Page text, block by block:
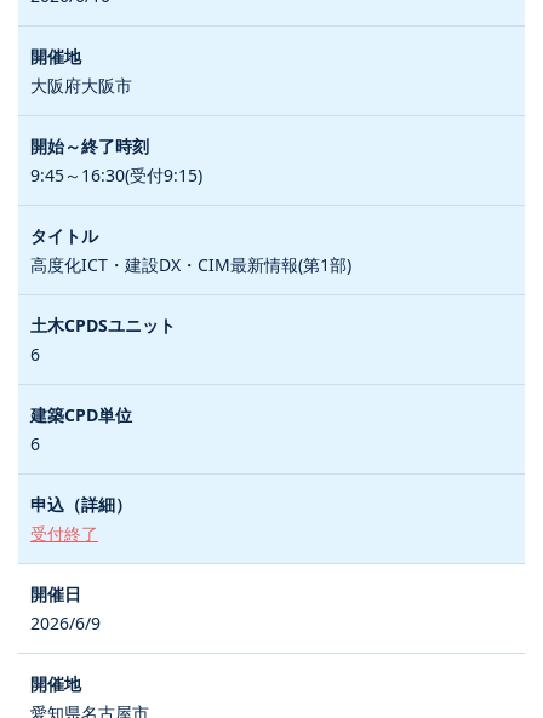
大阪府大阪市
9:45～16:30(受付9:15)
高度化ICT・建設DX・CIM最新情報(第1部)
6
6
受付終了
2026/6/9
愛知県名古屋市